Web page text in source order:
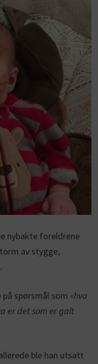
nybakte foreldrene
av stygge,
spørsmål som «hva
er det som er galt
ble han utsatt